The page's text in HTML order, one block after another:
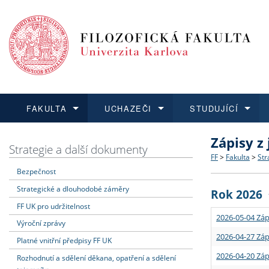
FAKULTA
Dozvědět se více
Struktura
Strategie
Podpora
UCHAZEČI
Podat přihlášku
Co
Učitelské
STUDUJÍCÍ
Dozvědět se více
Rigorózní
Dozvědět se více
O vědě a
Granty a
Dozvědět se více
Aktuální
Strategie a další dokumenty
Bezpečnost
Strategické a dlouhodobé záměry
FF UK pro udržitelnost
Výroční zprávy
Platné vnitřní předpisy FF UK
Rozhodnutí a sdělení děkana, opatření a sdělení
Zápisy
FF > Fakulta >
Rok 2026
2026-05-04
2026-04-27
2026-04-20